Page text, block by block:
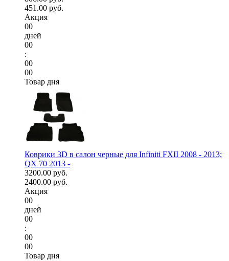
451.00 руб.
Акция
00
дней
00
:
00
00
Товар дня
Коврики 3D в салон черные для Infiniti FXII 2008 - 2013;
QX 70 2013 -
3200.00 руб.
2400.00 руб.
Акция
00
дней
00
:
00
00
Товар дня